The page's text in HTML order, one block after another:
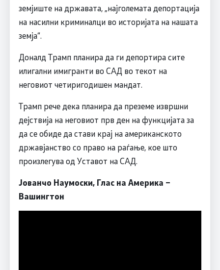
земјиште на државата, „најголемата депортација
на насилни криминалци во историјата на нашата
земја“.
Доналд Трамп планира да ги депортира сите
илигални имигранти во САД во текот на
неговиот четиригодишен мандат.
Трамп рече дека планира да преземе извршни
дејствија на неговиот прв ден на функцијата за
да се обиде да стави крај на американското
државјанство со право на раѓање, кое што
произлегува од Уставот на САД.
Јованчо Наумоски, Глас на Америка –
Вашингтон